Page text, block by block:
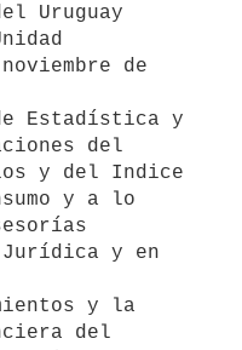
Uruguay
de
Estadística y
del
y del Indice
y a lo
Jurídica y en
y la
del